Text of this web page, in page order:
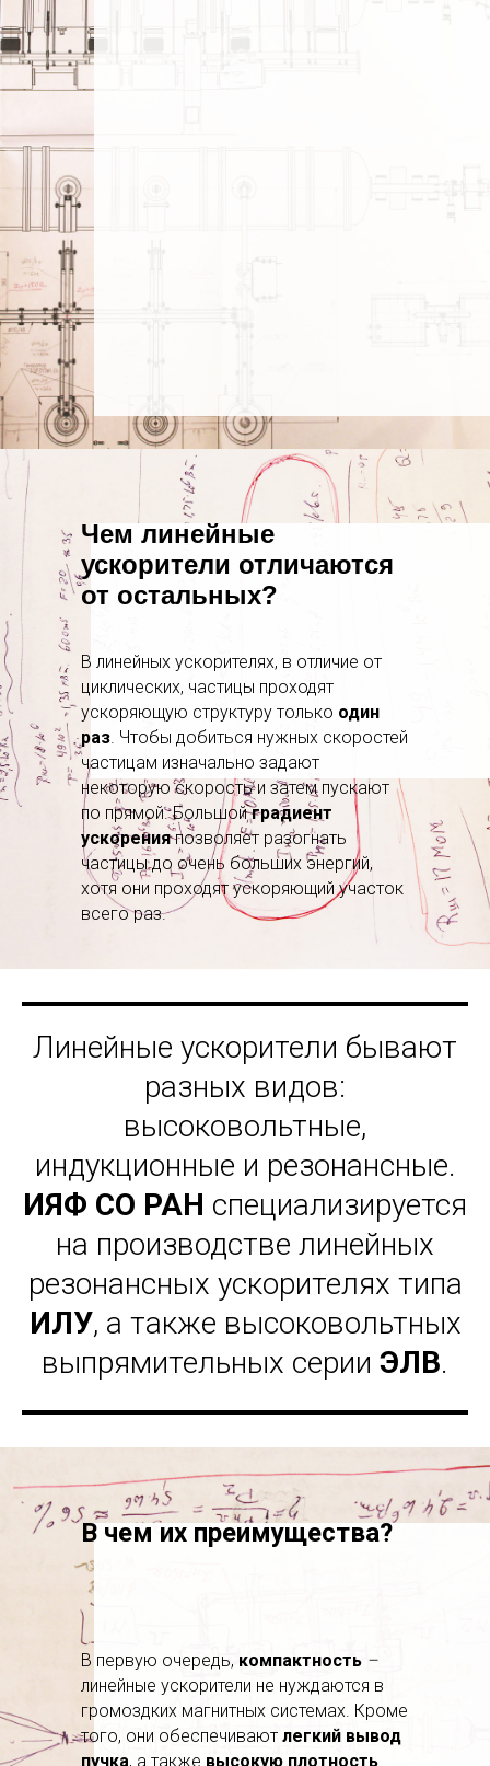
В линейных ускорителях, в отличие от
циклических, частицы проходят
ускоряющую структуру только один
раз. Чтобы добиться нужных скоростей
частицам изначально задают
некоторую скорость и затем пускают
по прямой. Большойградиент
ускоренияпозволяет разогнать
частицы до очень больших энергий,
хотя они проходят ускоряющий участок
всего раз.
Чем линейные
ускорители отличаются
от остальных?
Линейные ускорители бывают
разных видов:
высоковольтные,
индукционные и резонансные.
ИЯФ СО РАН специализируется
на производстве линейных
резонансных ускорителях типа
ИЛУ, а также высоковольтных
выпрямительных серии ЭЛВ.
В первую очередь, компактность –
линейные ускорители не нуждаются в
громоздких магнитных системах. Кроме
того, они обеспечивают легкий вывод
пучка, а также высокую плотность
В чем их преимущества?